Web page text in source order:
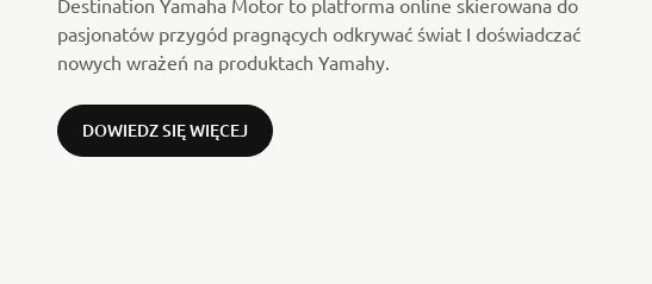
pasjonatów przygód pragnących odkrywać świat I doświadczać
nowych wrażeń na produktach Yamahy.
DOWIEDZ SIĘ WIĘCEJ